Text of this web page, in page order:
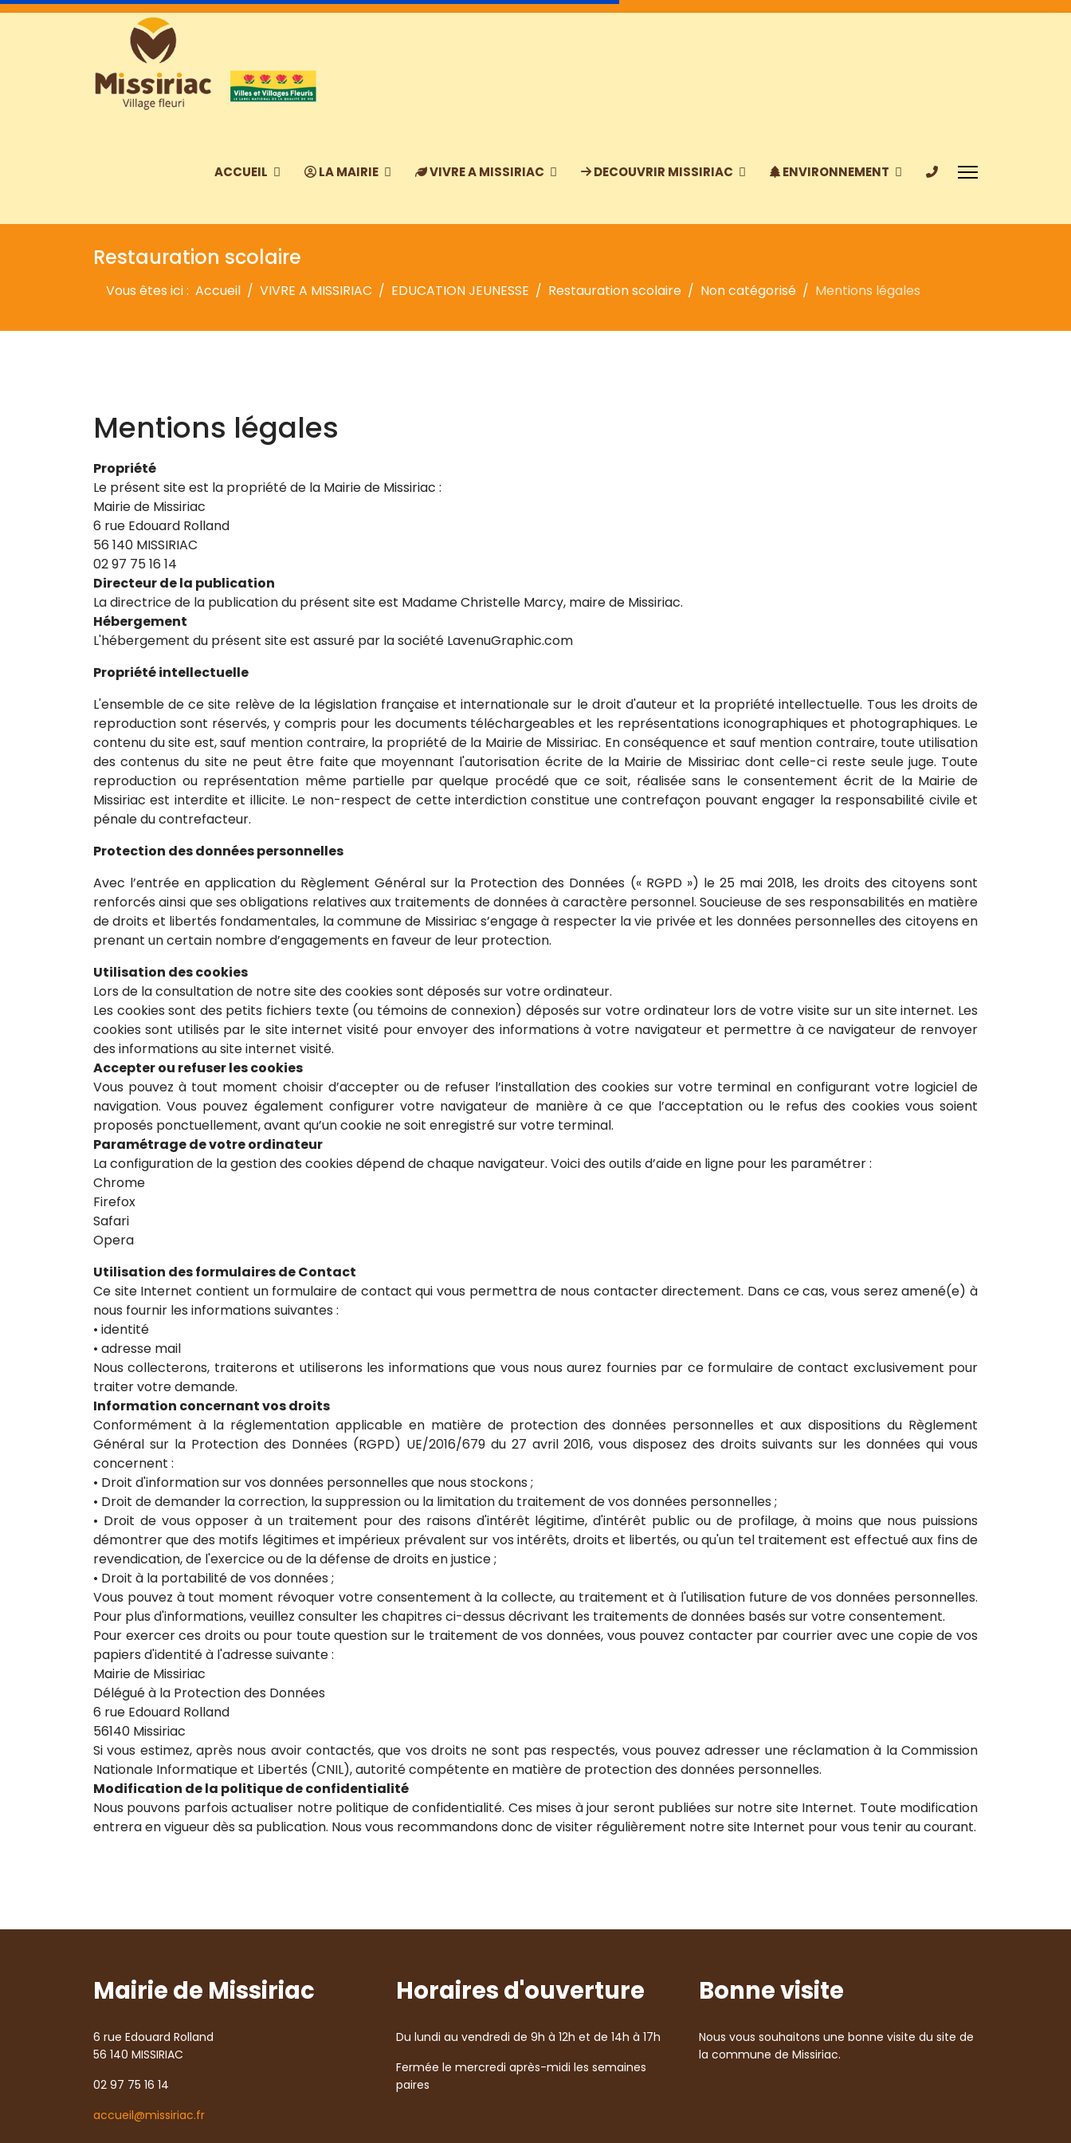
ACCUEIL LA MAIRIE VIVRE A MISSIRIAC DECOUVRIR MISSIRIAC ENVIRONNEMENT
Restauration scolaire
Vous êtes ici : Accueil VIVRE A MISSIRIAC EDUCATION JEUNESSE Restauration scolaire Non catégorisé Mentions légales
Mentions légales
Propriété
Le présent site est la propriété de la Mairie de Missiriac :
Mairie de Missiriac
6 rue Edouard Rolland
56 140 MISSIRIAC
02 97 75 16 14
Directeur de la publication
La directrice de la publication du présent site est Madame Christelle Marcy, maire de Missiriac.
Hébergement
L'hébergement du présent site est assuré par la société LavenuGraphic.com
Propriété intellectuelle
L'ensemble de ce site relève de la législation française et internationale sur le droit d'auteur et la propriété intellectuelle. Tous les droits de
reproduction sont réservés, y compris pour les documents téléchargeables et les représentations iconographiques et photographiques. Le
contenu du site est, sauf mention contraire, la propriété de la Mairie de Missiriac. En conséquence et sauf mention contraire, toute utilisation
des contenus du site ne peut être faite que moyennant l'autorisation écrite de la Mairie de Missiriac dont celle-ci reste seule juge. Toute
reproduction ou représentation même partielle par quelque procédé que ce soit, réalisée sans le consentement écrit de la Mairie de
Missiriac est interdite et illicite. Le non-respect de cette interdiction constitue une contrefaçon pouvant engager la responsabilité civile et
pénale du contrefacteur.
Protection des données personnelles
Avec l’entrée en application du Règlement Général sur la Protection des Données (« RGPD ») le 25 mai 2018, les droits des citoyens sont
renforcés ainsi que ses obligations relatives aux traitements de données à caractère personnel. Soucieuse de ses responsabilités en matière
de droits et libertés fondamentales, la commune de Missiriac s’engage à respecter la vie privée et les données personnelles des citoyens en
prenant un certain nombre d’engagements en faveur de leur protection.
Utilisation des cookies
Lors de la consultation de notre site des cookies sont déposés sur votre ordinateur.
Les cookies sont des petits fichiers texte (ou témoins de connexion) déposés sur votre ordinateur lors de votre visite sur un site internet. Les
cookies sont utilisés par le site internet visité pour envoyer des informations à votre navigateur et permettre à ce navigateur de renvoyer
des informations au site internet visité.
Accepter ou refuser les cookies
Vous pouvez à tout moment choisir d’accepter ou de refuser l’installation des cookies sur votre terminal en configurant votre logiciel de
navigation. Vous pouvez également configurer votre navigateur de manière à ce que l’acceptation ou le refus des cookies vous soient
proposés ponctuellement, avant qu’un cookie ne soit enregistré sur votre terminal.
Paramétrage de votre ordinateur
La configuration de la gestion des cookies dépend de chaque navigateur. Voici des outils d’aide en ligne pour les paramétrer :
Chrome
Firefox
Safari
Opera
Utilisation des formulaires de Contact
Ce site Internet contient un formulaire de contact qui vous permettra de nous contacter directement. Dans ce cas, vous serez amené(e) à
nous fournir les informations suivantes :
• identité
• adresse mail
Nous collecterons, traiterons et utiliserons les informations que vous nous aurez fournies par ce formulaire de contact exclusivement pour
traiter votre demande.
Information concernant vos droits
Conformément à la réglementation applicable en matière de protection des données personnelles et aux dispositions du Règlement
Général sur la Protection des Données (RGPD) UE/2016/679 du 27 avril 2016, vous disposez des droits suivants sur les données qui vous
concernent :
• Droit d'information sur vos données personnelles que nous stockons ;
• Droit de demander la correction, la suppression ou la limitation du traitement de vos données personnelles ;
• Droit de vous opposer à un traitement pour des raisons d'intérêt légitime, d'intérêt public ou de profilage, à moins que nous puissions
démontrer que des motifs légitimes et impérieux prévalent sur vos intérêts, droits et libertés, ou qu'un tel traitement est effectué aux fins de
revendication, de l'exercice ou de la défense de droits en justice ;
• Droit à la portabilité de vos données ;
Vous pouvez à tout moment révoquer votre consentement à la collecte, au traitement et à l'utilisation future de vos données personnelles.
Pour plus d'informations, veuillez consulter les chapitres ci-dessus décrivant les traitements de données basés sur votre consentement.
Pour exercer ces droits ou pour toute question sur le traitement de vos données, vous pouvez contacter par courrier avec une copie de vos
papiers d'identité à l'adresse suivante :
Mairie de Missiriac
Délégué à la Protection des Données
6 rue Edouard Rolland
56140 Missiriac
Si vous estimez, après nous avoir contactés, que vos droits ne sont pas respectés, vous pouvez adresser une réclamation à la Commission
Nationale Informatique et Libertés (CNIL), autorité compétente en matière de protection des données personnelles.
Modification de la politique de confidentialité
Nous pouvons parfois actualiser notre politique de confidentialité. Ces mises à jour seront publiées sur notre site Internet. Toute modification
entrera en vigueur dès sa publication. Nous vous recommandons donc de visiter régulièrement notre site Internet pour vous tenir au courant.
Mairie de Missiriac
6 rue Edouard Rolland
56 140 MISSIRIAC
02 97 75 16 14
accueil@missiriac.fr
Horaires d'ouverture
Du lundi au vendredi de 9h à 12h et de 14h à 17h
Fermée le mercredi après-midi les semaines
paires
Bonne visite
Nous vous souhaitons une bonne visite du site de
la commune de Missiriac.